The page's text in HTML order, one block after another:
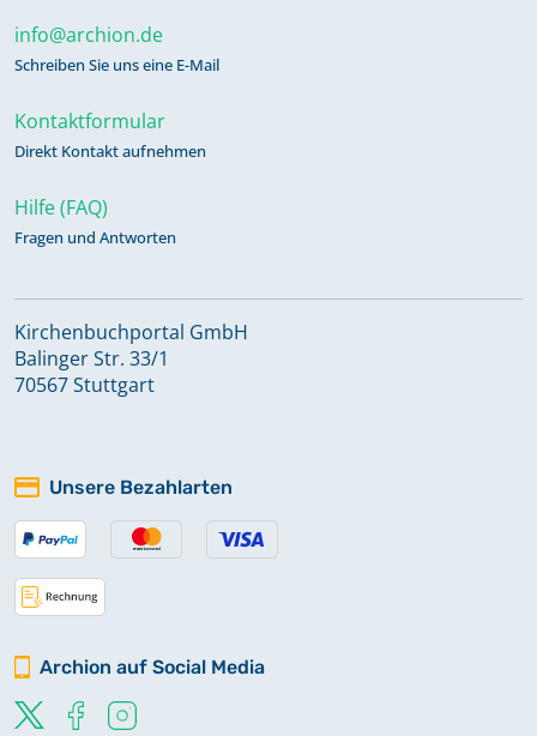
info@archion.de
Schreiben Sie uns eine E-Mail
Kontaktformular
Direkt Kontakt aufnehmen
Hilfe (FAQ)
Fragen und Antworten
Kirchenbuchportal GmbH
Balinger Str. 33/1
70567 Stuttgart
Unsere Bezahlarten
Archion auf Social Media